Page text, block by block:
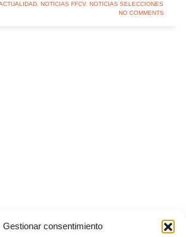
Gestionar consentimiento
, NOTICIAS FFCV, NOTICIAS SELECCIONES
NO COMMENTS